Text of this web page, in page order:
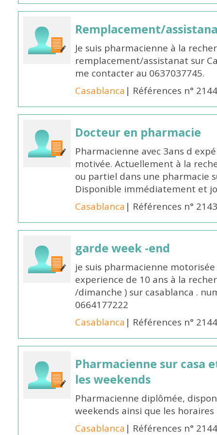
Remplacement/
Je suis pharmacienne à la
remplacement/assistanat sur
me contacter au 0637037745.
Casablanca | Références n°
Docteur en pharmacie
Pharmacienne avec 3ans d
motivée. Actuellement à la
ou partiel dans une pharmacie
Disponible immédiatement et
Casablanca | Références n°
garde week -end
je suis pharmacienne
experience de 10 ans à la
/dimanche ) sur casablanca .
0664177222
Casablanca | Références n°
Pharmacienne sur casa
les weekends
Pharmacienne diplômée,
weekends ainsi que les
Casablanca | Références n°